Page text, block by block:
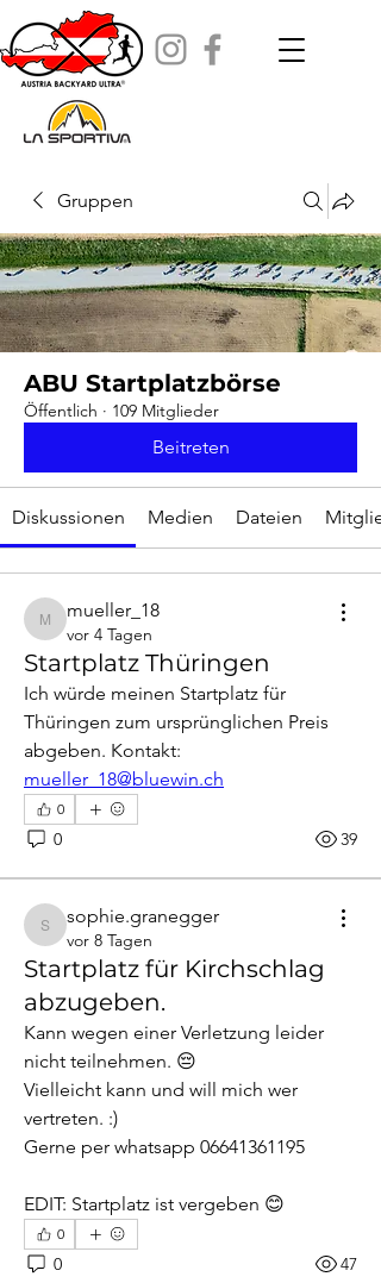
Gruppen
ABU Startplatzbörse
Öffentlich · 109 Mitglieder
Beitreten
Diskussionen Medien Dateien
mueller_18
mueller_18
vor 4 Tagen
Startplatz Thüringen
Ich würde meinen Startplatz für
Thüringen zum ursprünglichen Preis
mueller_18@bluewin.ch
0
0 39
sophie.granegger
sophie.granegger
vor 8 Tagen
Startplatz für Kirchschlag
abzugeben.
Kann wegen einer Verletzung leider
nicht teilnehmen. 😔
Vielleicht kann und will mich wer
vertreten. :)
Gerne per whatsapp 06641361195
EDIT: Startplatz ist vergeben 😊
0
0 47